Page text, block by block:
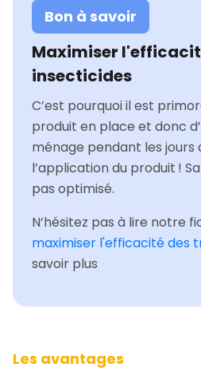
Bon à savoir
Maximiser
insecticides
C’est pourquoi il est
produit en place et donc
ménage pendant les jours
l’application du produit !
pas optimisé.
N’hésitez pas à lire notre
maximiser l'efficacité des
savoir plus
Les avantages